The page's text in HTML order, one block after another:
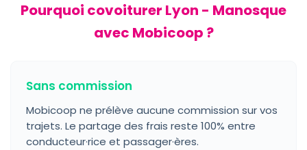
Pourquoi covoiturer Lyon - Manosque
avec Mobicoop ?
Sans commission
Mobicoop ne prélève aucune commission sur vos
trajets. Le partage des frais reste 100% entre
conducteur·rice et passager·ères.